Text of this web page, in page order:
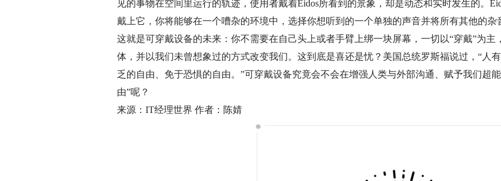
见的事物在空间里运行的轨迹，使用者戴着Eidos所看到的景象，却是动态和实时发生的。
戴上它，你将能够在一个嘈杂的环境中，选择你想听到的一个单独的声音并将所有其他的杂
这就是可穿戴设备的未来：你不需要在自己头上或者手臂上绑一块屏幕，一切以“穿戴”为
体，并以我们未曾想象过的方式改变我们。这到底是喜还是忧？美国总统罗斯福说过，“人
乏的自由、免于恐惧的自由。”可穿戴设备究竟会不会在增强人类与外部沟通、赋予我们超
由”呢？
来源：IT经理世界 作者：陈婧